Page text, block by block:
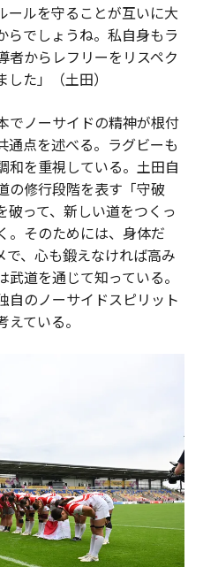
ールを守ることが互いに大
らでしょうね。私自身もラ
者からレフリーをリスペク
た」（土田）
でノーサイドの精神が根付
通点を述べる。ラグビーも
和を重視している。土田自
の修行段階を表す「守破
って、新しい道をつくっ
。そのためには、身体だ
で、心も鍛えなければ高み
道を通じて知っている。
自のノーサイドスピリット
ている。